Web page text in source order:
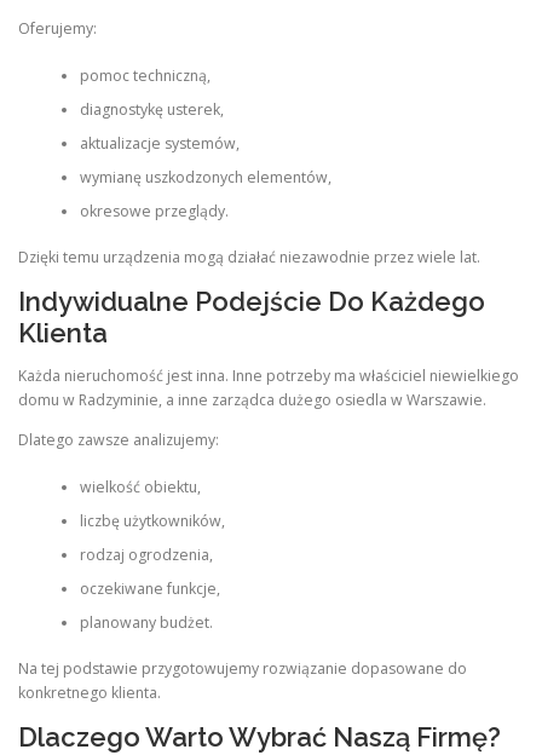
Oferujemy:
pomoc techniczną,
diagnostykę usterek,
aktualizacje systemów,
wymianę uszkodzonych elementów,
okresowe przeglądy.
Dzięki temu urządzenia mogą działać niezawodnie przez wiele lat.
Indywidualne Podejście Do Każdego
Klienta
Każda nieruchomość jest inna. Inne potrzeby ma właściciel niewielkiego
domu w Radzyminie, a inne zarządca dużego osiedla w Warszawie.
Dlatego zawsze analizujemy:
wielkość obiektu,
liczbę użytkowników,
rodzaj ogrodzenia,
oczekiwane funkcje,
planowany budżet.
Na tej podstawie przygotowujemy rozwiązanie dopasowane do
konkretnego klienta.
Dlaczego Warto Wybrać Naszą Firmę?